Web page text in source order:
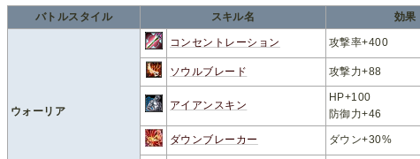
バトルスタイル スキル名 効果
ウォーリア
コンセントレーション 攻撃率+400
ソウルブレード 攻撃力+88
アイアンスキン
HP+100
防御力+46
ダウンブレーカー ダウン+30%